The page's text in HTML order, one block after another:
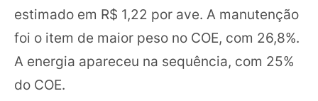
estimado em R$ 1,22 por ave. A manutenção
foi o item de maior peso no COE, com 26,8%.
A energia apareceu na sequência, com 25%
do COE.